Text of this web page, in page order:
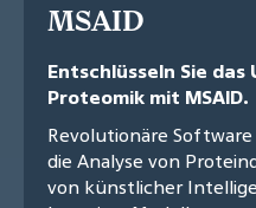
MSAID
Entschlüsseln Sie das
Proteomik mit MSAID.
Revolutionäre
die Analyse von
von künstlicher